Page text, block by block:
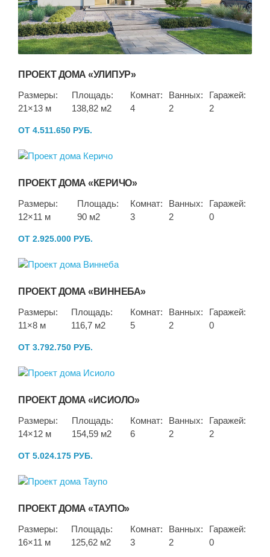
ПРОЕКТ ДОМА «УЛИПУР»
Размеры:
21×13 м
Площадь:
138,82 м2
Комнат:
4
Ванных:
2
Гаражей:
2
ОТ 4.511.650 РУБ.
ПРОЕКТ ДОМА «КЕРИЧО»
Размеры:
12×11 м
Площадь:
90 м2
Комнат:
3
Ванных:
2
Гаражей:
0
ОТ 2.925.000 РУБ.
ПРОЕКТ ДОМА «ВИННЕБА»
Размеры:
11×8 м
Площадь:
116,7 м2
Комнат:
5
Ванных:
2
Гаражей:
0
ОТ 3.792.750 РУБ.
ПРОЕКТ ДОМА «ИСИОЛО»
Размеры:
14×12 м
Площадь:
154,59 м2
Комнат:
6
Ванных:
2
Гаражей:
2
ОТ 5.024.175 РУБ.
ПРОЕКТ ДОМА «ТАУПО»
Размеры:
16×11 м
Площадь:
125,62 м2
Комнат:
3
Ванных:
2
Гаражей:
0